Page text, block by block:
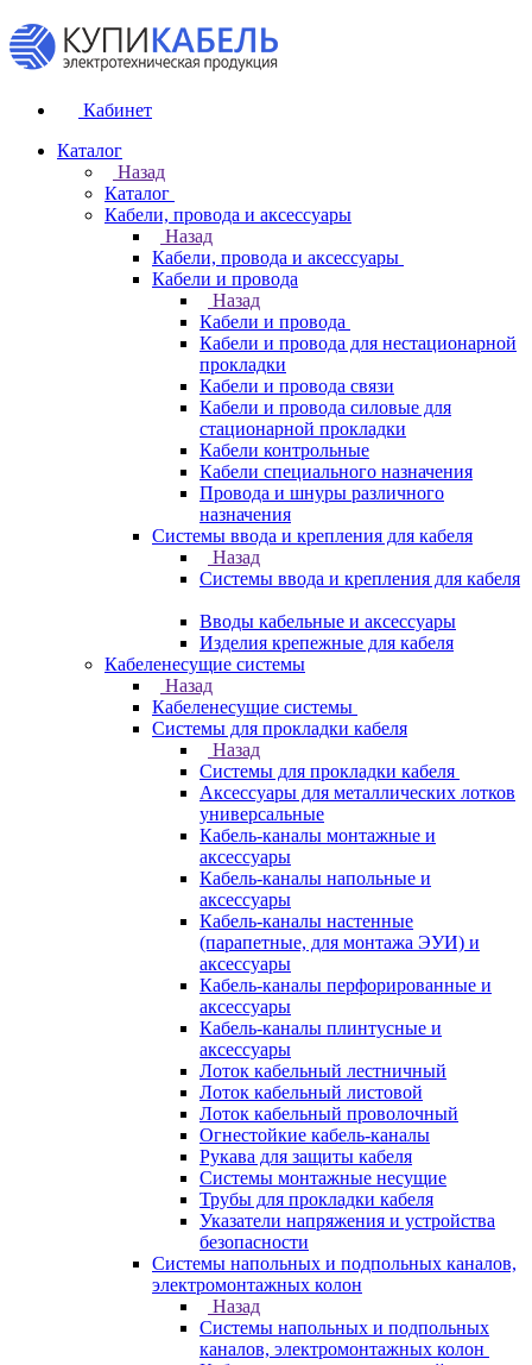
Кабинет
Каталог
Назад
Каталог
Кабели, провода и аксессуары
Назад
Кабели, провода и аксессуары
Кабели и провода
Назад
Кабели и провода
Кабели и провода для нестационарной
прокладки
Кабели и провода связи
Кабели и провода силовые для
стационарной прокладки
Кабели контрольные
Кабели специального назначения
Провода и шнуры различного
назначения
Системы ввода и крепления для кабеля
Назад
Системы ввода и крепления для кабеля
Вводы кабельные и аксессуары
Изделия крепежные для кабеля
Кабеленесущие системы
Назад
Кабеленесущие системы
Системы для прокладки кабеля
Назад
Системы для прокладки кабеля
Аксессуары для металлических лотков
универсальные
Кабель-каналы монтажные и
аксессуары
Кабель-каналы напольные и
аксессуары
Кабель-каналы настенные
(парапетные, для монтажа ЭУИ) и
аксессуары
Кабель-каналы перфорированные и
аксессуары
Кабель-каналы плинтусные и
аксессуары
Лоток кабельный лестничный
Лоток кабельный листовой
Лоток кабельный проволочный
Огнестойкие кабель-каналы
Рукава для защиты кабеля
Системы монтажные несущие
Трубы для прокладки кабеля
Указатели напряжения и устройства
безопасности
Системы напольных и подпольных каналов,
электромонтажных колон
Назад
Системы напольных и подпольных
каналов, электромонтажных колон